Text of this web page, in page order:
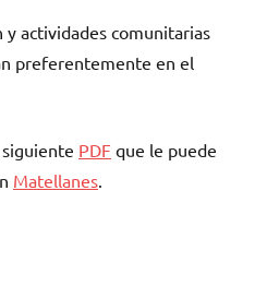
actividades comunitarias
preferentemente en el
PDF quе le puede
Matellanes